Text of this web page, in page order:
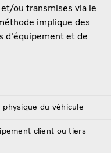
ou transmises via le
implique des
d'équipement et de
du véhicule
client ou tiers